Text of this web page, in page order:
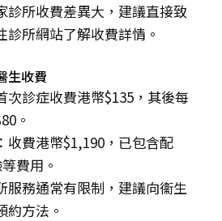
診所收費差異大，建議直接致
診所網站了解收費詳情。
生收費
次診症收費港幣$135，其後每
。
收費港幣$1,190，已包含配
費用。
服務通常有限制，建議向衞生
約方法。